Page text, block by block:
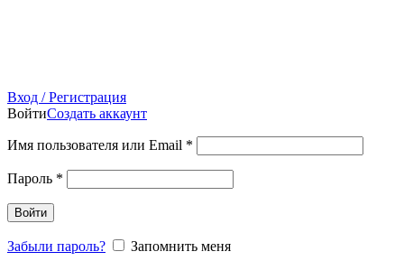
Вход / Регистрация
ВойтиСоздать аккаунт
Имя пользователя или Email *
Пароль *
Войти
Забыли пароль? Запомнить меня
Продано